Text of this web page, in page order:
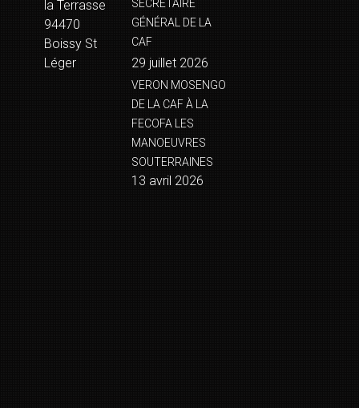
la Terrasse
94470
Boissy St
Léger
SÉCRÉTAIRE
GÉNÉRAL DE LA
CAF
29 juillet 2026
VERON MOSENGO
DE LA CAF À LA
FECOFA LES
MANOEUVRES
SOUTERRAINES
13 avril 2026